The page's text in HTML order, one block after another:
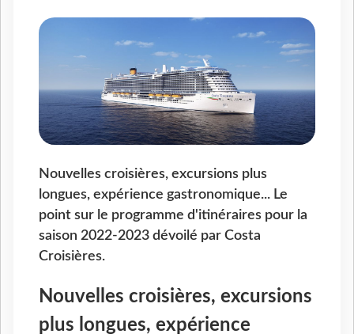
Nouvelles croisières, excursions plus
longues, expérience gastronomique... Le
point sur le programme d'itinéraires pour la
saison 2022-2023 dévoilé par Costa
Croisières.
Nouvelles croisières, excursions
plus longues, expérience